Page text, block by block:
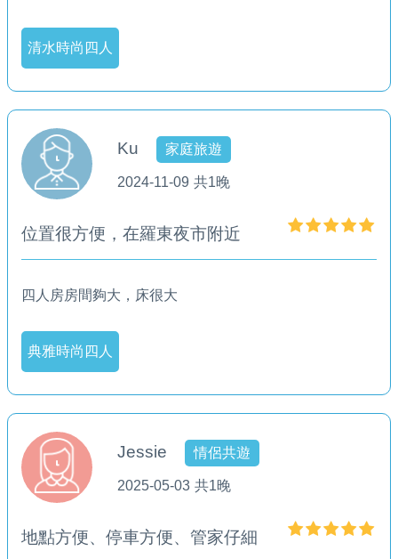
清水時尚四人
Ku 家庭旅遊
2024-11-09 共1晚
位置很方便，在羅東夜市附近
四人房房間夠大，床很大
典雅時尚四人
Jessie 情侶共遊
2025-05-03 共1晚
地點方便、停車方便、管家仔細